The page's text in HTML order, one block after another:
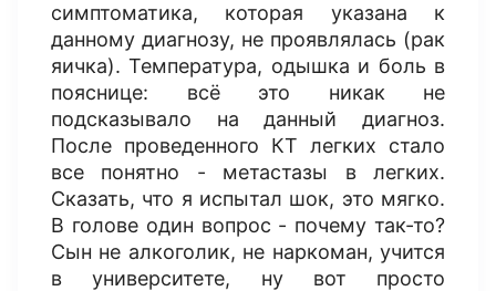
симптоматика, которая указана к
данному диагнозу, не проявлялась (рак
яичка). Температура, одышка и боль в
пояснице: всё это никак не
подсказывало на данный диагноз.
После проведенного КТ легких стало
все понятно - метастазы в легких.
Сказать, что я испытал шок, это мягко.
В голове один вопрос - почему так-то?
Сын не алкоголик, не наркоман, учится
в университете, ну вот просто